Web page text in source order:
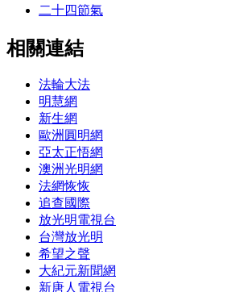
二十四節氣
相關連結
法輪大法
明慧網
新生網
歐洲圓明網
亞太正悟網
澳洲光明網
法網恢恢
追查國際
放光明電視台
台灣放光明
希望之聲
大紀元新聞網
新唐人電視台